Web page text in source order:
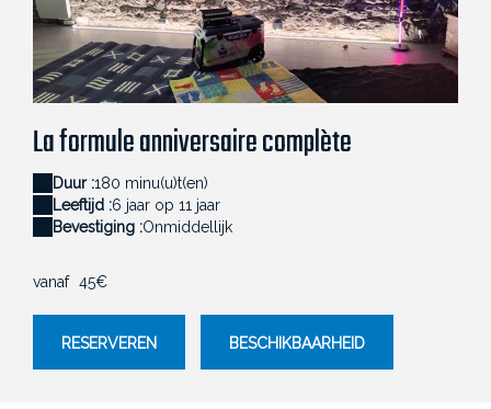
IMG20250309093132
La formule anniversaire complète
Duur :180 minu(u)t(en)
Leeftijd :6 jaar op 11 jaar
Bevestiging :Onmiddellijk
vanaf 45€
RESERVEREN BESCHIKBAARHEID